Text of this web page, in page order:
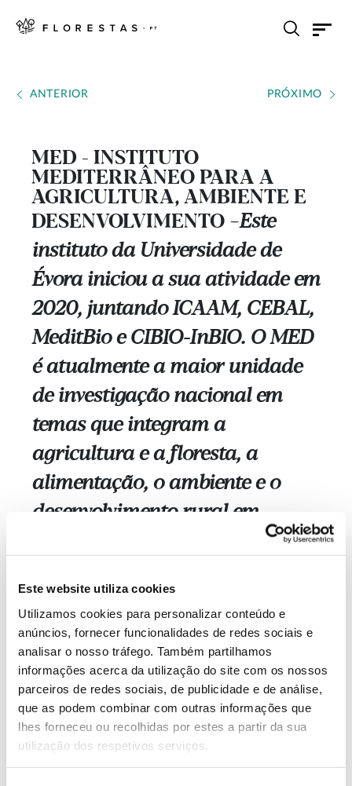
Este website utiliza cookies
Utilizamos cookies para personalizar conteúdo e
anúncios, fornecer funcionalidades de redes sociais e
analisar o nosso tráfego. Também partilhamos
informações acerca da utilização do site com os nossos
parceiros de redes sociais, de publicidade e de análise,
que as podem combinar com outras informações que
lhes forneceu ou recolhidas por estes a partir da sua
utilização dos respetivos serviços.
ANTERIOR PRÓXIMO
MED - INSTITUTO
MEDITERRÂNEO PARA A
AGRICULTURA, AMBIENTE E
DESENVOLVIMENTO --- Este
instituto da Universidade de
Évora iniciou a sua atividade em
2020, juntando ICAAM, CEBAL,
MeditBio e CIBIO-InBIO. O MED
é atualmente a maior unidade
de investigação nacional em
temas que integram a
agricultura e a floresta, a
alimentação, o ambiente e o
desenvolvimento rural em
ambiente mediterrânico. Tem
promoção da sustentabilidade
dos ecossistemas e da
segurança alimentar, para a
coesão territorial e o bem-estar.
Integra oito linhas temáticas e
vários laboratórios, incluindo:
– Laboratório de Física dos